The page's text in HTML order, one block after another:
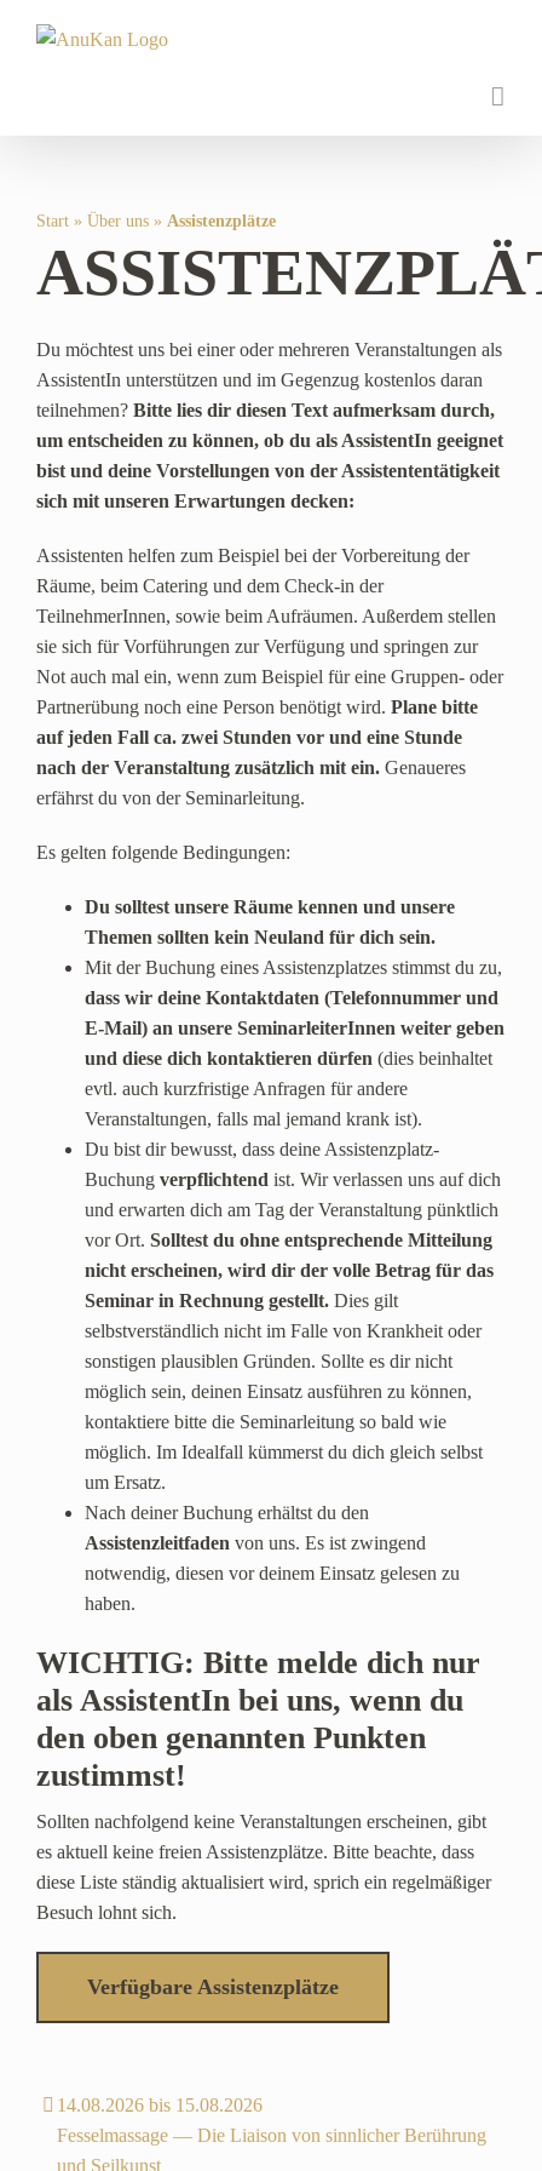
Inhalt
Start» Über uns» Assistenzplätze
Du möchtest uns bei einer oder mehreren Veranstaltungen als
AssistentIn unterstützen und im Gegenzug kostenlos daran
teilnehmen? Bitte lies dir diesen Text aufmerksam durch,
um entscheiden zu können, ob du als AssistentIn geeignet
bist und deine Vorstellungen von der Assistententätigkeit
sich mit unseren Erwartungen decken:
Assistenten helfen zum Beispiel bei der Vorbereitung der
Räume, beim Catering und dem Check-in der
TeilnehmerInnen, sowie beim Aufräumen. Außerdem stellen
sie sich für Vorführungen zur Verfügung und springen zur
Not auch mal ein, wenn zum Beispiel für eine Gruppen- oder
Partnerübung noch eine Person benötigt wird. Plane bitte
auf jeden Fall ca. zwei Stunden vor und eine Stunde
nach der Veranstaltung zusätzlich mit ein.Genaueres
erfährst du von der Seminarleitung.
Es gelten folgende Bedingungen:
Du solltest unsere Räume kennen und unsere
Themen sollten kein Neuland für dich sein.
Mit der Buchung eines Assistenzplatzes stimmst du zu,
dass wir deine Kontaktdaten (Telefonnummer und
E-Mail) an unsere SeminarleiterInnen weiter geben
und diese dich kontaktieren dürfen (dies beinhaltet
evtl. auch kurzfristige Anfragen für andere
Veranstaltungen, falls mal jemand krank ist).
Du bist dir bewusst, dass deine Assistenzplatz-
Buchung verpflichtend ist. Wir verlassen uns auf dich
und erwarten dich am Tag der Veranstaltung pünktlich
vor Ort. Solltest du ohne entsprechende Mitteilung
nicht erscheinen, wird dir der volle Betrag für das
Seminar in Rechnung gestellt.Dies gilt
selbstverständlich nicht im Falle von Krankheit oder
sonstigen plausiblen Gründen. Sollte es dir nicht
möglich sein, deinen Einsatz ausführen zu können,
kontaktiere bitte die Seminarleitung so bald wie
möglich. Im Idealfall kümmerst du dich gleich selbst
um Ersatz.
Nach deiner Buchung erhältst du den
Assistenzleitfaden von uns. Es ist zwingend
notwendig, diesen vor deinem Einsatz gelesen zu
haben.
WICHTIG: Bitte melde dich nur
als AssistentIn bei uns, wenn du
den oben genannten Punkten
zustimmst!
Sollten nachfolgend keine Veranstaltungen erscheinen, gibt
es aktuell keine freien Assistenzplätze. Bitte beachte, dass
diese Liste ständig aktualisiert wird, sprich ein regelmäßiger
Besuch lohnt sich.
Verfügbare Assistenzplätze
14.08.2026 bis 15.08.2026
Fesselmassage — Die Liaison von sinnlicher Berührung
und Seilkunst